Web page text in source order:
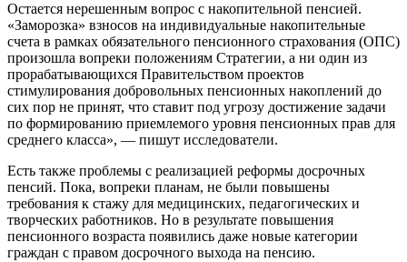
Остается нерешенным вопрос с накопительной пенсией.
«Заморозка» взносов на индивидуальные накопительные
счета в рамках обязательного пенсионного страхования (ОПС)
произошла вопреки положениям Стратегии, а ни один из
прорабатывающихся Правительством проектов
стимулирования добровольных пенсионных накоплений до
сих пор не принят, что ставит под угрозу достижение задачи
по формированию приемлемого уровня пенсионных прав для
среднего класса», — пишут исследователи.
Есть также проблемы с реализацией реформы досрочных
пенсий. Пока, вопреки планам, не были повышены
требования к стажу для медицинских, педагогических и
творческих работников. Но в результате повышения
пенсионного возраста появились даже новые категории
граждан с правом досрочного выхода на пенсию.